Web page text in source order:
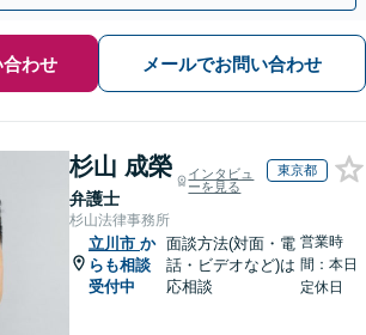
わせ メールでお問い合わせ
杉山 成榮
弁護士
インタビュ
ーを見る
東京都
杉山法律事務所
立川市 か
らも相談
受付中
面談方法(対面・電
話・ビデオなど)は
応相談
営業時
間：本日
定休日